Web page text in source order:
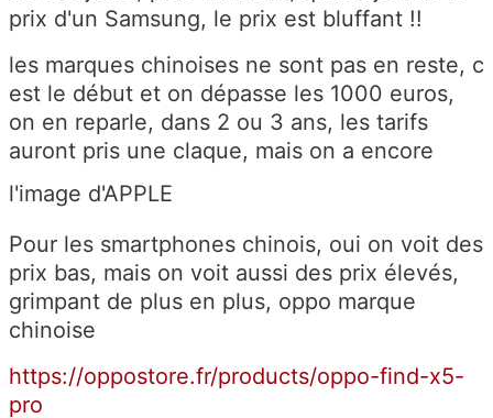
prix d'un Samsung, le prix est bluffant !!
les marques chinoises ne sont pas en reste, c
est le début et on dépasse les 1000 euros,
on en reparle, dans 2 ou 3 ans, les tarifs
auront pris une claque, mais on a encore
l'image d'APPLE
Pour les smartphones chinois, oui on voit des
prix bas, mais on voit aussi des prix élevés,
grimpant de plus en plus, oppo marque
chinoise
https://oppostore.fr/products/oppo-find-x5-
pro